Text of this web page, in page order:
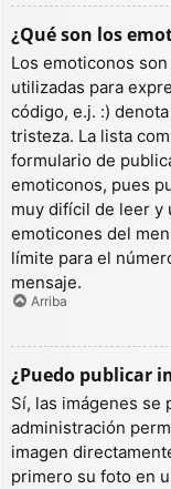
¿Qué son los
Los emoticonos
utilizadas para
código, e.j. :)
tristeza. La lista
formulario de
emoticonos, pues
muy difícil de leer y
emoticones del
límite para el
mensaje.
Arriba
¿Puedo publicar
Sí, las imágenes se
administración
imagen
primero su foto en